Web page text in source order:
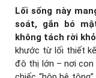
Lối sống này
soát, gắn bó
không tách rời
khước từ lối thiết
đô thị lớn – nơi con